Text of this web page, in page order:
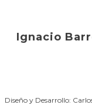
Ignacio
Diseño y Desarrollo: